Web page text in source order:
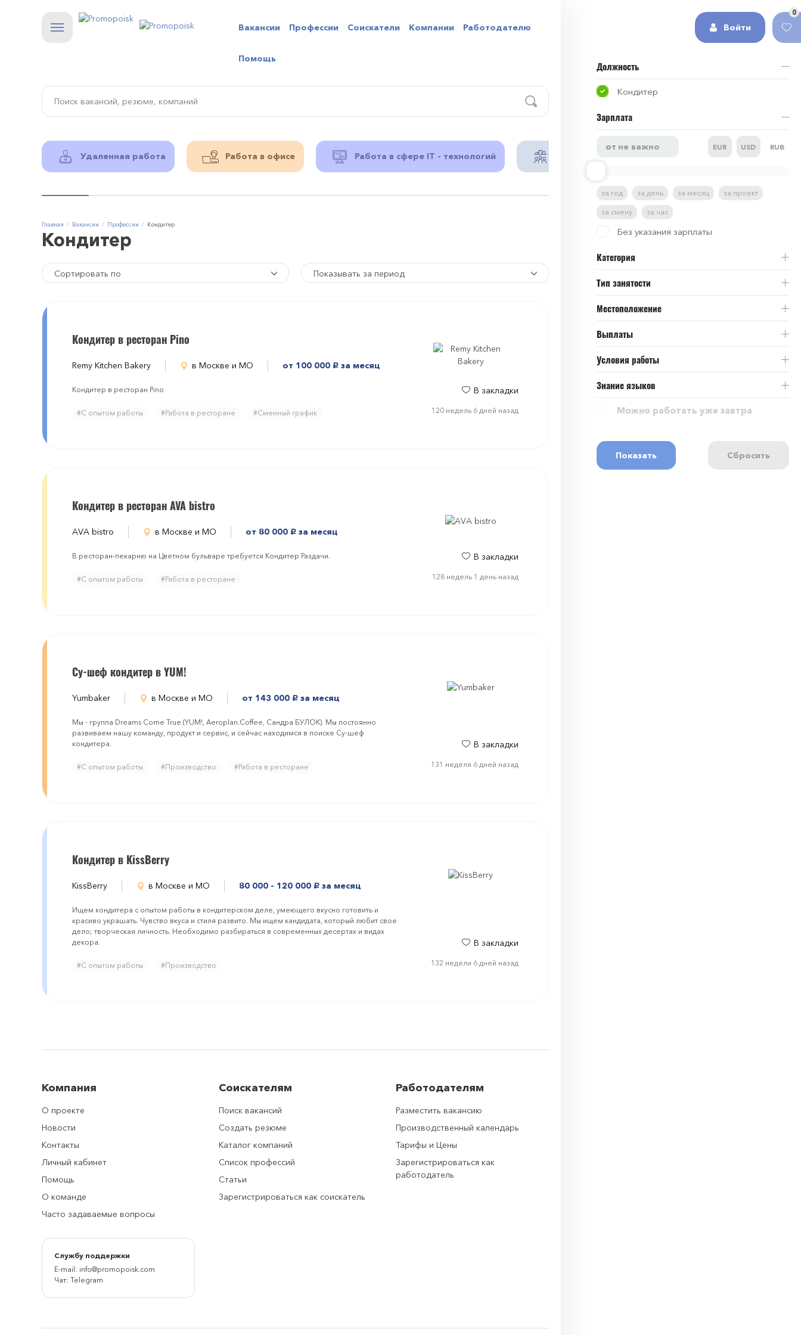
0
Войти
Вакансии Профессии Соискатели Компании Работодателю
Помощь
Удаленная работа Работа в офисе Работа в сфере IT - технологий
Главная Вакансии Профессии Кондитер
Кондитер
Показывать за период
Сортировать по
Кондитер в ресторан Pino
Remy Kitchen Bakery в Москве и МО от 100 000 руб. за месяц
Кондитер в ресторан Pino
#С опытом работы #Работа в ресторане #Сменный график
В закладки
120 недель 6 дней назад
Кондитер в ресторан AVA bistro
AVA bistro в Москве и МО от 80 000 руб. за месяц
В ресторан-пекарню на Цветном бульваре требуется Кондитер Раздачи.
#С опытом работы #Работа в ресторане
В закладки
128 недель 1 день назад
Су-шеф кондитер в YUM!
Yumbaker в Москве и МО от 143 000 руб. за месяц
Мы - группа Dreams Come True (YUM!, Aeroplan.Coffee, Сандра БУЛОК). Мы постоянно
развиваем нашу команду, продукт и сервис, и сейчас находимся в поиске Су-шеф
кондитера.
#С опытом работы #Производство #Работа в ресторане
В закладки
131 неделя 6 дней назад
Кондитер в KissBerry
KissBerry в Москве и МО 80 000 - 120 000 руб. за месяц
Ищем кондитера с опытом работы в кондитерском деле, умеющего вкусно готовить и
красиво украшать. Чувство вкуса и стиля развито. Мы ищем кандидата, который любит свое
дело; творческая личность. Необходимо разбираться в современных десертах и видах
декора.
#С опытом работы #Производство
В закладки
132 недели 6 дней назад
Компания
О проекте
Новости
Контакты
Личный кабинет
Помощь
О команде
Часто задаваемые вопросы
Cлужбу поддержки
E-mail: info@promopoisk.com
Чат: Telegram
Соискателям
Поиск вакансий
Создать резюме
Каталог компаний
Список профессий
Статьи
Зарегистрироваться как соискатель
Работодателям
Разместить вакансию
Производственный календарь
Тарифы и Цены
Зарегистрироваться как
работодатель
Должность
Кондитер
Зарплата
RUB
USD
EUR
за год за день за месяц за проект
за смену за час
Без указания зарплаты
Категория
Тип занятости
Местоположение
Выплаты
Условия работы
Знание языков
Можно работать уже завтра
Показать Сбросить